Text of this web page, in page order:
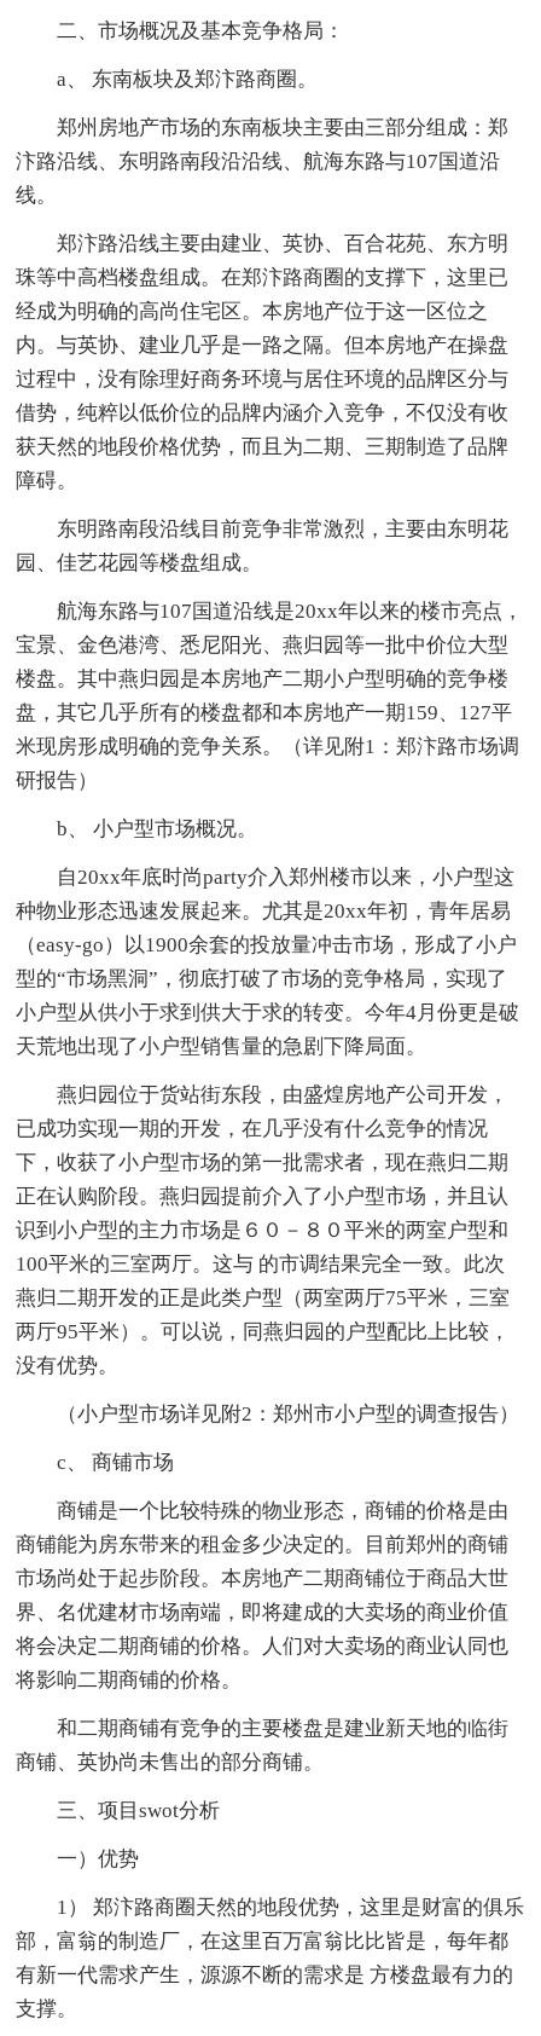
二、市场概况及基本竞争格局：
a、 东南板块及郑汴路商圈。
郑州房地产市场的东南板块主要由三部分组成：郑
汴路沿线、东明路南段沿沿线、航海东路与107国道沿
线。
郑汴路沿线主要由建业、英协、百合花苑、东方明
珠等中高档楼盘组成。在郑汴路商圈的支撑下，这里已
经成为明确的高尚住宅区。本房地产位于这一区位之
内。与英协、建业几乎是一路之隔。但本房地产在操盘
过程中，没有除理好商务环境与居住环境的品牌区分与
借势，纯粹以低价位的品牌内涵介入竞争，不仅没有收
获天然的地段价格优势，而且为二期、三期制造了品牌
障碍。
东明路南段沿线目前竞争非常激烈，主要由东明花
园、佳艺花园等楼盘组成。
航海东路与107国道沿线是20xx年以来的楼市亮点，
宝景、金色港湾、悉尼阳光、燕归园等一批中价位大型
楼盘。其中燕归园是本房地产二期小户型明确的竞争楼
盘，其它几乎所有的楼盘都和本房地产一期159、127平
米现房形成明确的竞争关系。（详见附1：郑汴路市场调
研报告）
b、 小户型市场概况。
自20xx年底时尚party介入郑州楼市以来，小户型这
种物业形态迅速发展起来。尤其是20xx年初，青年居易
（easy-go）以1900余套的投放量冲击市场，形成了小户
型的“市场黑洞”，彻底打破了市场的竞争格局，实现了
小户型从供小于求到供大于求的转变。今年4月份更是破
天荒地出现了小户型销售量的急剧下降局面。
燕归园位于货站街东段，由盛煌房地产公司开发，
已成功实现一期的开发，在几乎没有什么竞争的情况
下，收获了小户型市场的第一批需求者，现在燕归二期
正在认购阶段。燕归园提前介入了小户型市场，并且认
识到小户型的主力市场是６０－８０平米的两室户型和
100平米的三室两厅。这与 的市调结果完全一致。此次
燕归二期开发的正是此类户型（两室两厅75平米，三室
两厅95平米）。可以说，同燕归园的户型配比上比较，
没有优势。
（小户型市场详见附2：郑州市小户型的调查报告）
c、 商铺市场
商铺是一个比较特殊的物业形态，商铺的价格是由
商铺能为房东带来的租金多少决定的。目前郑州的商铺
市场尚处于起步阶段。本房地产二期商铺位于商品大世
界、名优建材市场南端，即将建成的大卖场的商业价值
将会决定二期商铺的价格。人们对大卖场的商业认同也
将影响二期商铺的价格。
和二期商铺有竞争的主要楼盘是建业新天地的临街
商铺、英协尚未售出的部分商铺。
三、项目swot分析
一）优势
1） 郑汴路商圈天然的地段优势，这里是财富的俱乐
部，富翁的制造厂，在这里百万富翁比比皆是，每年都
有新一代需求产生，源源不断的需求是 方楼盘最有力的
支撑。